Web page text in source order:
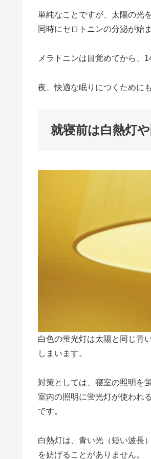
単純なことですが、太陽の光
同時にセロトニンの分泌が始
メラトニンは目覚めてから、
夜、快適な眠りにつくためにも
就寝前は白熱灯
白色の蛍光灯は太陽と同じ青
しまいます。
対策としては、 寝室の照明を
室内の照明に蛍光灯が使われ
です。
白熱灯は、青い光（短い波長
を妨げることがありません。